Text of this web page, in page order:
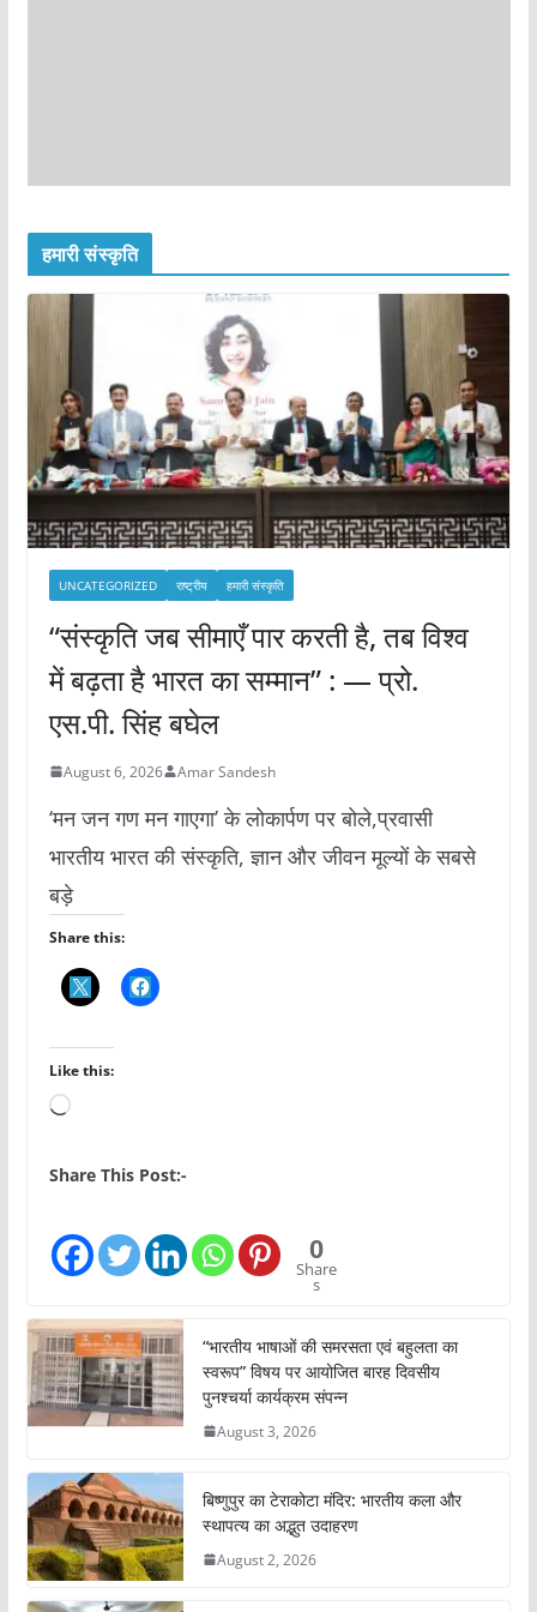
हमारी संस्कृति
UNCATEGORIZED राष्ट्रीय हमारी संस्कृति
“संस्कृति जब सीमाएँ पार करती है, तब विश्व
में बढ़ता है भारत का सम्मान” : — प्रो.
एस.पी. सिंह बघेल
August 6, 2026 Amar Sandesh
‘मन जन गण मन गाएगा’ के लोकार्पण पर बोले,प्रवासी
भारतीय भारत की संस्कृति, ज्ञान और जीवन मूल्यों के सबसे
बड़े
Share this:
Like this:
L
a
n
…
Share This Post:-
0
Share
s
“भारतीय भाषाओं की समरसता एवं बहुलता का
स्वरूप” विषय पर आयोजित बारह दिवसीय
पुनश्चर्या कार्यक्रम संपन्न
August 3, 2026
बिष्णुपुर का टेराकोटा मंदिर: भारतीय कला और
स्थापत्य का अद्भुत उदाहरण
August 2, 2026